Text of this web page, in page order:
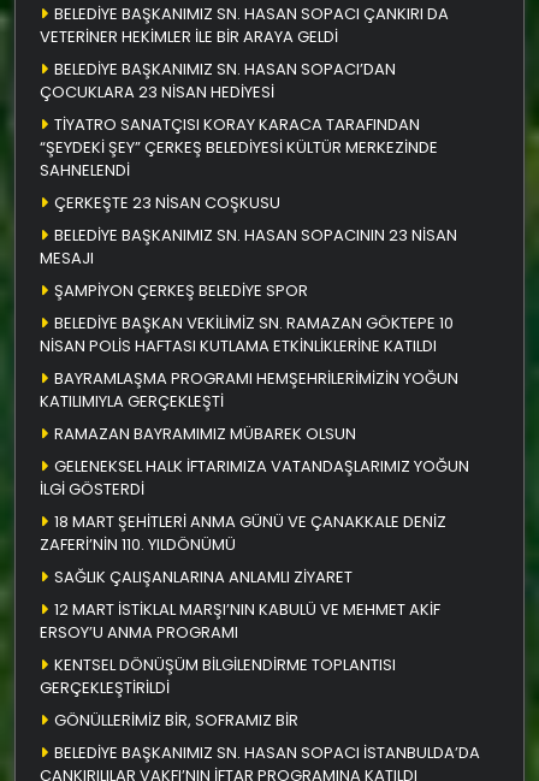
BELEDİYE BAŞKANIMIZ SN. HASAN SOPACI ÇANKIRI DA
VETERİNER HEKİMLER İLE BİR ARAYA GELDİ
BELEDİYE BAŞKANIMIZ SN. HASAN SOPACI’DAN
ÇOCUKLARA 23 NİSAN HEDİYESİ
TİYATRO SANATÇISI KORAY KARACA TARAFINDAN
“ŞEYDEKİ ŞEY” ÇERKEŞ BELEDİYESİ KÜLTÜR MERKEZİNDE
SAHNELENDİ
ÇERKEŞTE 23 NİSAN COŞKUSU
BELEDİYE BAŞKANIMIZ SN. HASAN SOPACININ 23 NİSAN
MESAJI
ŞAMPİYON ÇERKEŞ BELEDİYE SPOR
BELEDİYE BAŞKAN VEKİLİMİZ SN. RAMAZAN GÖKTEPE 10
NİSAN POLİS HAFTASI KUTLAMA ETKİNLİKLERİNE KATILDI
BAYRAMLAŞMA PROGRAMI HEMŞEHRİLERİMİZİN YOĞUN
KATILIMIYLA GERÇEKLEŞTİ
RAMAZAN BAYRAMIMIZ MÜBAREK OLSUN
GELENEKSEL HALK İFTARIMIZA VATANDAŞLARIMIZ YOĞUN
İLGİ GÖSTERDİ
18 MART ŞEHİTLERİ ANMA GÜNÜ VE ÇANAKKALE DENİZ
ZAFERİ’NİN 110. YILDÖNÜMÜ
SAĞLIK ÇALIŞANLARINA ANLAMLI ZİYARET
12 MART İSTİKLAL MARŞI’NIN KABULÜ VE MEHMET AKİF
ERSOY’U ANMA PROGRAMI
KENTSEL DÖNÜŞÜM BİLGİLENDİRME TOPLANTISI
GERÇEKLEŞTİRİLDİ
GÖNÜLLERİMİZ BİR, SOFRAMIZ BİR
BELEDİYE BAŞKANIMIZ SN. HASAN SOPACI İSTANBULDA’DA
ÇANKIRILILAR VAKFI’NIN İFTAR PROGRAMINA KATILDI